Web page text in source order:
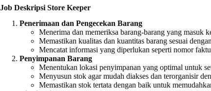
Job Deskripsi Store Keeper
Penerimaan dan Pengecekan Barang
Menerima dan memeriksa barang-barang yang masuk
Memastikan kualitas dan kuantitas barang sesuai
Mencatat informasi yang diperlukan seperti nomor
Penyimpanan Barang
Menentukan lokasi penyimpanan yang optimal untuk
Menyusun stok agar mudah diakses dan terorganisir
Memastikan stok tertata dengan baik untuk